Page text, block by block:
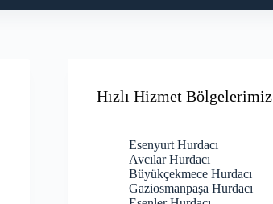
Hızlı Hizmet Bölgelerimiz
Esenyurt Hurdacı
Avcılar Hurdacı
Büyükçekmece Hurdacı
Gaziosmanpaşa Hurdacı